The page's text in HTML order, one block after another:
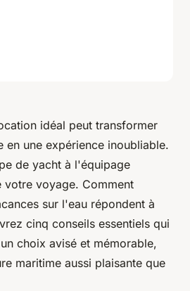
idéal peut transformer
en une expérience inoubliable.
de yacht à l'équipage
voyage. Comment
sur l'eau répondent à
cinq conseils essentiels qui
choix avisé et mémorable,
maritime aussi plaisante que